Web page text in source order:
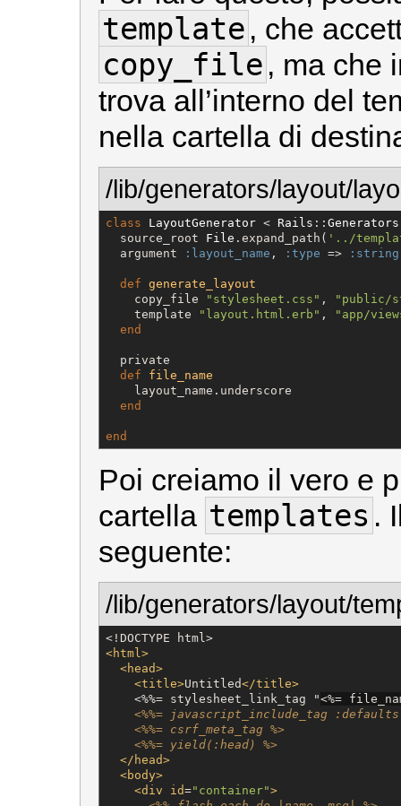
template , che
copy_file , ma che
trova all’interno del
nella cartella di
/lib/generators/layout/
class LayoutGenerator < Rails :: Generators
  source_root
File .expand_path( ' ../
  argument
:layout_name , :type => :string
def generate_layout
    copy_file
" stylesheet.css " , " public/
    template
" layout.html.erb " , " app/
end
  private
def
file_name
    layout_name.underscore
end
end
Poi creiamo il vero e
cartella templates .
seguente:
/lib/generators/layout/
<!DOCTYPE html>
<html>
<head>
<title>Untitled</title>
<%%= stylesheet_link_tag "<%=
<%%= javascript_include_tag :defaults
<%%= csrf_meta_tag %>
<%%= yield(:head) %>
</head>
<body>
<div
id=" container">